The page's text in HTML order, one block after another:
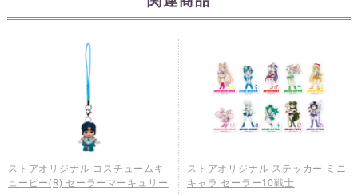
ストアオリジナル コスチュームキ
ューピー(R) セーラーマーキュリー
ストアオリジナル ステッカー ミニ
キャラ セーラー10戦士